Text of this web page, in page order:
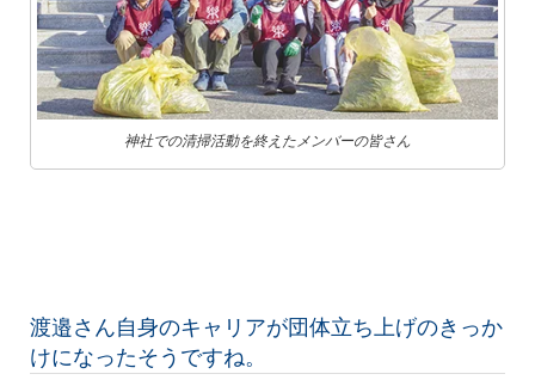
神社での清掃活動を終えたメンバーの皆さん
渡邉さん自身のキャリアが団体立ち上げのきっか
けになったそうですね。